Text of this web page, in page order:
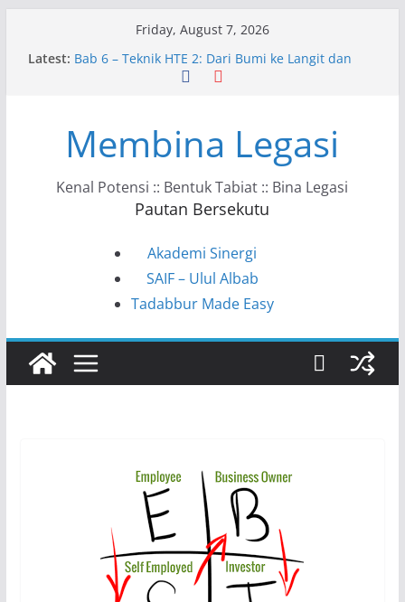
Friday, August 7, 2026
Latest: Bab 6 – Teknik HTE 2: Dari Bumi ke Langit dan
Bab 8 – Kunci Tadabbur HTE
Bab 7 – Model VAHC–KSSTS–ITPPF
Membina Legasi
Kenal Potensi :: Bentuk Tabiat :: Bina Legasi
Pautan Bersekutu
Akademi Sinergi
SAIF – Ulul Albab
Tadabbur Made Easy